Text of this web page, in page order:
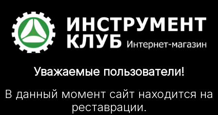
Уважаемые пользователи!
В данный момент сайт находится на
реставрации.